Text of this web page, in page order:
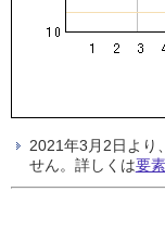
2021年3月2日より
せん。詳しくは要